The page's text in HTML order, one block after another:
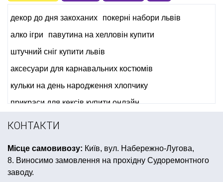
декор до дня закоханих
покерні набори львів
алко ігри
павутина на хелловін купити
штучний сніг купити львів
аксесуари для карнавальних костюмів
кульки на день народження хлопчику
прикраси для кексів купити онлайн
новорічний костюм принцеси
тріскачки
свинка пеппа день народження
КОНТАКТИ
Місце самовивозу: Київ, вул. Набережно-Лугова,
8. Виносимо замовлення на прохідну Судоремонтного
заводу.